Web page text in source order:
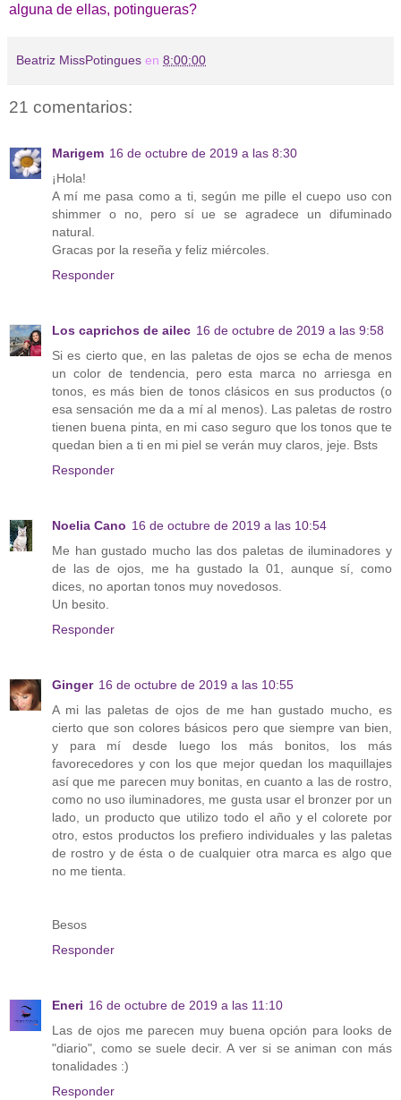
alguna de ellas, potingueras?
Beatriz MissPotingues en 8:00:00
21 comentarios:
Marigem 16 de octubre de 2019 a las 8:30
¡Hola!
A mí me pasa como a ti, según me pille el cuepo uso con
shimmer o no, pero sí ue se agradece un difuminado
natural.
Gracas por la reseña y feliz miércoles.
Responder
Los caprichos de ailec 16 de octubre de 2019 a las 9:58
Si es cierto que, en las paletas de ojos se echa de menos
un color de tendencia, pero esta marca no arriesga en
tonos, es más bien de tonos clásicos en sus productos (o
esa sensación me da a mí al menos). Las paletas de rostro
tienen buena pinta, en mi caso seguro que los tonos que te
quedan bien a ti en mi piel se verán muy claros, jeje. Bsts
Responder
Noelia Cano 16 de octubre de 2019 a las 10:54
Me han gustado mucho las dos paletas de iluminadores y
de las de ojos, me ha gustado la 01, aunque sí, como
dices, no aportan tonos muy novedosos.
Un besito.
Responder
Ginger 16 de octubre de 2019 a las 10:55
A mi las paletas de ojos de me han gustado mucho, es
cierto que son colores básicos pero que siempre van bien,
y para mí desde luego los más bonitos, los más
favorecedores y con los que mejor quedan los maquillajes
así que me parecen muy bonitas, en cuanto a las de rostro,
como no uso iluminadores, me gusta usar el bronzer por un
lado, un producto que utilizo todo el año y el colorete por
otro, estos productos los prefiero individuales y las paletas
de rostro y de ésta o de cualquier otra marca es algo que
no me tienta.
Besos
Responder
Eneri 16 de octubre de 2019 a las 11:10
Las de ojos me parecen muy buena opción para looks de
"diario", como se suele decir. A ver si se animan con más
tonalidades :)
Responder